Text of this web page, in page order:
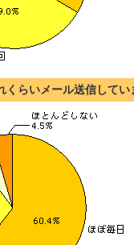
くらいメール送信してい